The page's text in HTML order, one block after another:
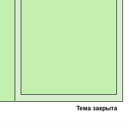
Тема закрыта